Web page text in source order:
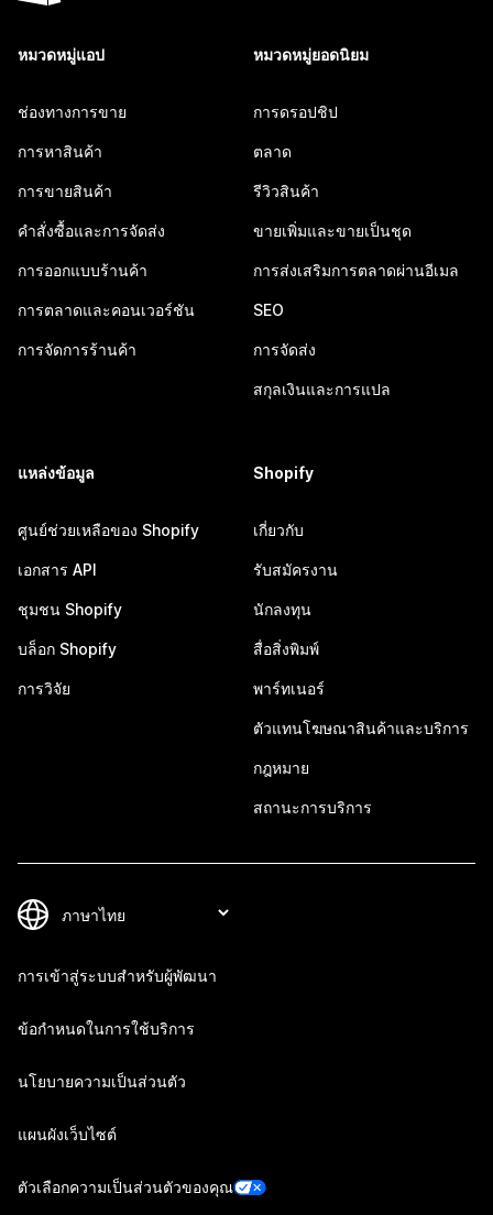
หมวดหมู่แอป
ช่องทางการขาย
การหาสินค้า
การขายสินค้า
คำสั่งซื้อและการจัดส่ง
การออกแบบร้านค้า
การตลาดและคอนเวอร์ชัน
การจัดการร้านค้า
หมวดหมู่ยอดนิยม
การดรอปชิป
ตลาด
รีวิวสินค้า
ขายเพิ่มและขายเป็นชุด
การส่งเสริมการตลาดผ่านอีเมล
SEO
การจัดส่ง
สกุลเงินและการแปล
แหล่งข้อมูล
ศูนย์ช่วยเหลือของ Shopify
เอกสาร API
ชุมชน Shopify
บล็อก Shopify
การวิจัย
Shopify
เกี่ยวกับ
รับสมัครงาน
นักลงทุน
สื่อสิ่งพิมพ์
พาร์ทเนอร์
ตัวแทนโฆษณาสินค้าและบริการ
กฎหมาย
สถานะการบริการ
การเข้าสู่ระบบสำหรับผู้พัฒนา
ข้อกำหนดในการใช้บริการ
นโยบายความเป็นส่วนตัว
แผนผังเว็บไซต์
ตัวเลือกความเป็นส่วนตัวของคุณ